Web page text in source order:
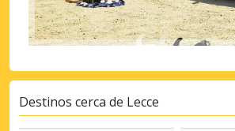
Destinos cerca de Lecce